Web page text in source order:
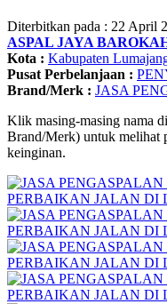
Diterbitkan pada : 22 April
ASPAL JAYA
Kota : Kabupaten
Pusat Perbelanjaan :
Brand/Merk : JASA
Klik masing-masing nama
Brand/Merk) untuk melihat
keinginan.